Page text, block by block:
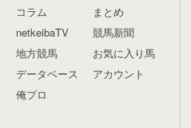
コラム
netkeibaTV
地方競馬
データベース
俺プロ
まとめ
競馬新聞
お気に入り馬
アカウント